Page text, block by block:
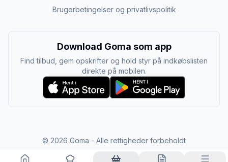
Brugerbetingelser og privatlivspolitik
Download Goma som app
Find tilbud, gem opskrifter og hold styr på indkøbslisten
direkte på mobilen.
© 2026 Goma - Alle rettigheder forbeholdt